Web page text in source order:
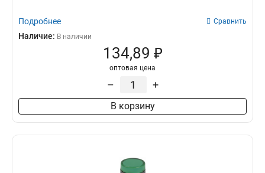
Подробнее Сравнить
Наличие: В наличии
134,89 ₽
оптовая цена
– +
В корзину